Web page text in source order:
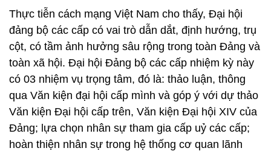
Thực tiễn cách mạng Việt Nam cho thấy, Đại hội
đảng bộ các cấp có vai trò dẫn dắt, định hướng, trụ
cột, có tầm ảnh hưởng sâu rộng trong toàn Đảng và
toàn xã hội. Đại hội Đảng bộ các cấp nhiệm kỳ này
có 03 nhiệm vụ trọng tâm, đó là: thảo luận, thông
qua Văn kiện đại hội cấp mình và góp ý với dự thảo
Văn kiện Đại hội cấp trên, Văn kiện Đại hội XIV của
Đảng; lựa chọn nhân sự tham gia cấp uỷ các cấp;
hoàn thiện nhân sự trong hệ thống cơ quan lãnh